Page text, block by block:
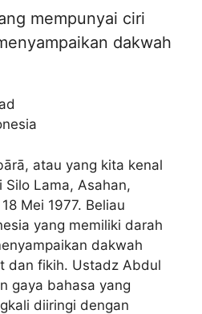
mempunyai ciri
dakwah
atau yang kita kenal
Silo Lama, Asahan,
Mei 1977. Beliau
yang memiliki darah
dakwah
dan fikih. Ustadz Abdul
gaya bahasa yang
diiringi dengan